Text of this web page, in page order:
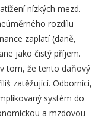
nízkých mezd.
rozdílu
zaplatí (daně,
jako čistý příjem.
tom, že tento daňový
zatěžující. Odborníci,
systém do
a mzdovou